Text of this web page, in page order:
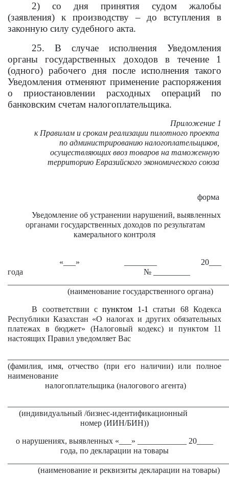
2) со дня принятия судом жалобы
(заявления) к производству – до вступления в
законную силу судебного акта.
25. В случае исполнения Уведомления
органы государственных доходов в течение 1
(одного) рабочего дня после исполнения такого
Уведомления отменяют применение распоряжения
о приостановлении расходных операций по
банковским счетам налогоплательщика.
Приложение 1
к Правилам и срокам реализации пилотного проекта
по администрированию налогоплательщиков,
осуществляющих ввоз товаров на таможенную
территорию Евразийского экономического союза
форма
Уведомление об устранении нарушений, выявленных
органами государственных доходов по результатам
камерального контроля
«___» ________ 20___
года № _________
(наименование государственного органа)
В соответствии спунктом 1-1
статьи 68 Кодекса
Республики Казахстан «О налогах и других обязательных
платежах в бюджет» (Налоговый кодекс) и пунктом 11
настоящих Правил уведомляет Вас
(фамилия, имя, отчество (при его наличии) или полное
наименование
налогоплательщика (налогового агента)
(индивидуальный /бизнес-идентификационный
номер (ИИН/БИН))
о нарушениях, выявленных «___» ____________ 20____
года, по декларации на товары
(наименование и реквизиты декларации на товары)